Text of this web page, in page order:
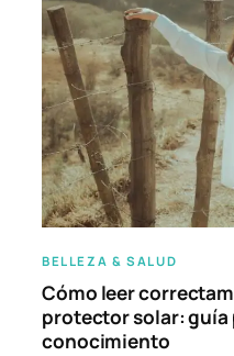
BELLEZA & SALUD
Cómo leer
protector solar: guía
conocimiento